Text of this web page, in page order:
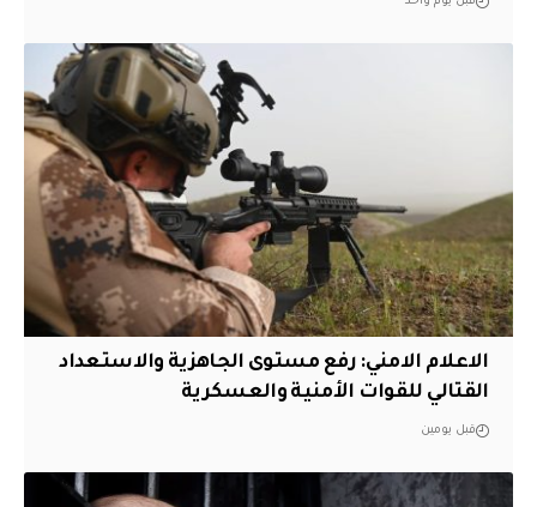
الاعلام الامني: رفع مستوى الجاهزية والاستعداد
القتالي للقوات الأمنية والعسكرية
قبل يومين